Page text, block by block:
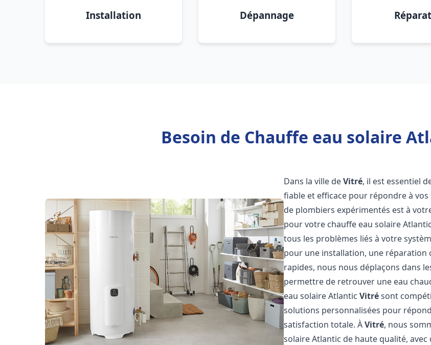
Installation Dépannage
Besoin de Chauffe eau solaire
Dans la ville deVitré, il est essentiel
fiable et efficace pour répondre à
de plombiers expérimentés est à
pour votre chauffe eau solaire
tous les problèmes liés à votre
pour une installation, une réparation
rapides, nous nous déplaçons dans
permettre de retrouver une eau
eau solaire AtlanticVitrésont
solutions personnalisées pour
satisfaction totale. ÀVitré, nous
solaire Atlantic de haute qualité,